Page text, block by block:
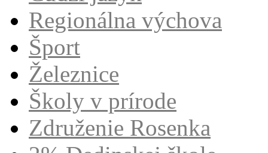
Regionálna výchova
Šport
Železnice
Školy v prírode
Združenie Rosenka